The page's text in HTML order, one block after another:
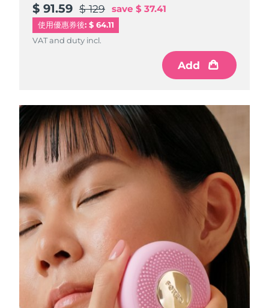
$ 91.59 $ 129 save $ 37.41
使用優惠券後: $ 64.11
VAT and duty incl.
Add
$ 91.59 $ 129 save $ 37.41
VAT and duty incl.
Add
$ 91.59 $ 129 save $ 37.41
VAT and duty incl.
Add